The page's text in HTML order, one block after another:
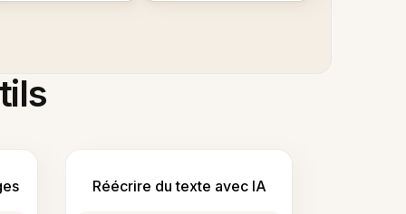
Réécrire du texte avec IA